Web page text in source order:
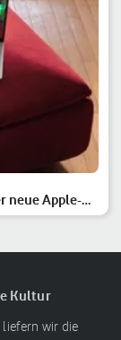
neue Apple-
Kultur
wir die